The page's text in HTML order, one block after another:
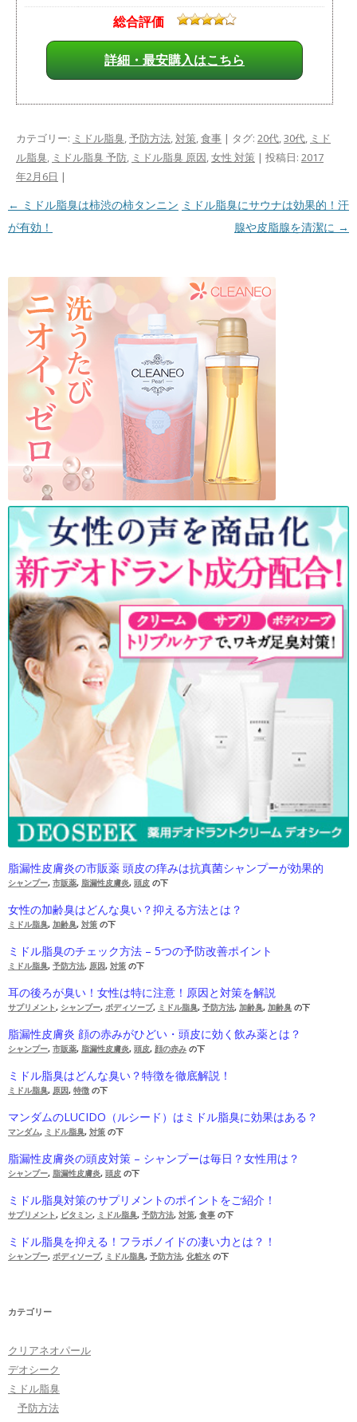
総合評価
詳細・最安購入はこちら
カテゴリー: ミドル脂臭,予防方法,対策,食事 | タグ: 20代,30代, ミド
ル脂臭, ミドル脂臭 予防, ミドル脂臭 原因,女性 対策 | 投稿日: 2017
年2月6日 |
投稿ナビゲーション
← ミドル脂臭は柿渋の柿タンニン
が有効！
ミドル脂臭にサウナは効果的！汗
腺や皮脂腺を清潔に →
脂漏性皮膚炎の市販薬 頭皮の痒みは抗真菌シャンプーが効果的
シャンプー, 市販薬, 脂漏性皮膚炎, 頭皮 の下
女性の加齢臭はどんな臭い？抑える方法とは？
ミドル脂臭, 加齢臭, 対策 の下
ミドル脂臭のチェック方法 – 5つの予防改善ポイント
ミドル脂臭, 予防方法, 原因, 対策 の下
耳の後ろが臭い！女性は特に注意！原因と対策を解説
サプリメント, シャンプー, ボディソープ, ミドル脂臭, 予防方法, 加齢臭, 加齢臭 の下
脂漏性皮膚炎 顔の赤みがひどい・頭皮に効く飲み薬とは？
シャンプー, 市販薬, 脂漏性皮膚炎, 頭皮, 顔の赤み の下
ミドル脂臭はどんな臭い？特徴を徹底解説！
ミドル脂臭, 原因, 特徴 の下
マンダムのLUCIDO（ルシード）はミドル脂臭に効果はある？
マンダム, ミドル脂臭, 対策 の下
脂漏性皮膚炎の頭皮対策 – シャンプーは毎日？女性用は？
シャンプー, 脂漏性皮膚炎, 頭皮 の下
ミドル脂臭対策のサプリメントのポイントをご紹介！
サプリメント, ビタミン, ミドル脂臭, 予防方法, 対策, 食事 の下
ミドル脂臭を抑える！フラボノイドの凄い力とは？！
シャンプー, ボディソープ, ミドル脂臭, 予防方法, 化粧水 の下
カテゴリー
クリアネオパール
デオシーク
ミドル脂臭
予防方法